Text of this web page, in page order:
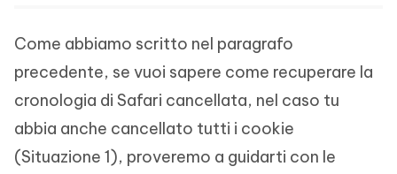
Come abbiamo scritto nel paragrafo
precedente, se vuoi sapere come recuperare la
cronologia di Safari cancellata, nel caso tu
abbia anche cancellato tutti i cookie
(Situazione 1), proveremo a guidarti con le